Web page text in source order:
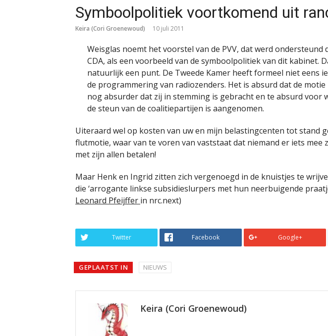
Symboolpolitiek voortkomend uit
Keira (Cori Groenewoud) 10 juli 2011
Weisglas noemt het voorstel van de PVV, dat werd ondersteund
CDA, als een voorbeeld van de symboolpolitiek van dit kabinet.
natuurlijk een punt. De Tweede Kamer heeft formeel niet eens
de programmering van radiozenders. Het is absurd dat de
nog absurder dat zij in stemming is gebracht en te absurd voor
de steun van de coalitiepartijen is aangenomen.
Uiteraard wel op kosten van uw en mijn belastingcenten tot stand
flutmotie, waar van te voren van vaststaat dat niemand er iets mee
met zijn allen betalen!
Maar Henk en Ingrid zitten zich vergenoegd in de knuistjes te
die ‘arrogante linkse subsidieslurpers met hun neerbuigende
Leonard Pfeijffer in nrc.next)
Twitter Facebook Google+
GEPLAATST IN NIEUWS
Keira (Cori Groenewoud)